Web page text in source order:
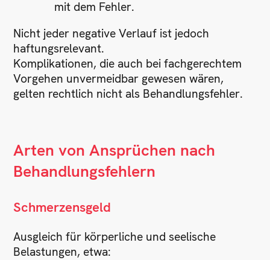
mit dem Fehler.
Nicht jeder negative Verlauf ist jedoch
haftungsrelevant.
Komplikationen, die auch bei fachgerechtem
Vorgehen unvermeidbar gewesen wären,
gelten rechtlich nicht als Behandlungsfehler.
Arten von Ansprüchen nach
Behandlungsfehlern
Schmerzensgeld
Ausgleich für körperliche und seelische
Belastungen, etwa: